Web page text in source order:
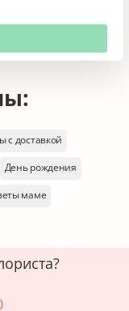
с доставкой
День рождения
маме